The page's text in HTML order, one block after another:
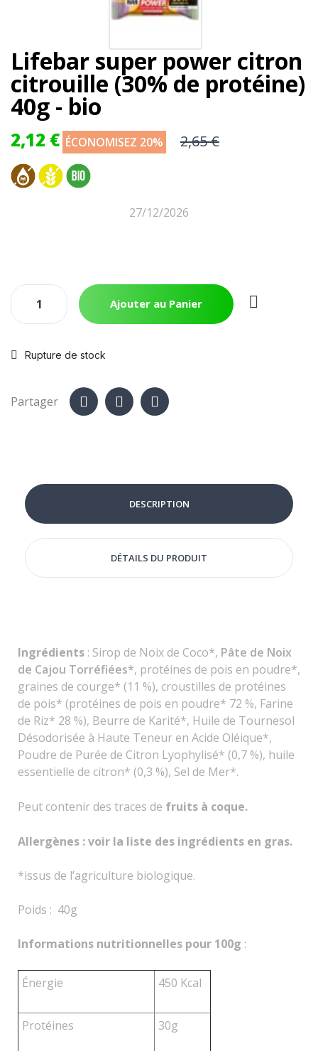
Lifebar super power citron
citrouille (30% de protéine)
40g - bio
2,12 € ÉCONOMISEZ 20% 2,65 €
27/12/2026
Ajouter au Panier
Rupture de stock
Partager
DESCRIPTION
DÉTAILS DU PRODUIT
Ingrédients : Sirop de Noix de Coco*, Pâte de Noix
de Cajou Torréfiées*, protéines de pois en poudre*,
graines de courge* (11 %), croustilles de protéines
de pois* (protéines de pois en poudre* 72 %, Farine
de Riz* 28 %), Beurre de Karité*, Huile de Tournesol
Désodorisée à Haute Teneur en Acide Oléique*,
Poudre de Purée de Citron Lyophylisé* (0,7 %), huile
essentielle de citron* (0,3 %), Sel de Mer*.
Peut contenir des traces de fruits à coque.
Allergènes : voir la liste des ingrédients en gras.
*issus de l’agriculture biologique.
Poids : 40g
Informations nutritionnelles pour 100g :
Énergie 450 Kcal
Protéines 30g